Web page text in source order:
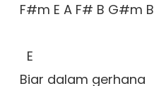
F#m E A F# B G#m B
  E
Biar dalam gerhana